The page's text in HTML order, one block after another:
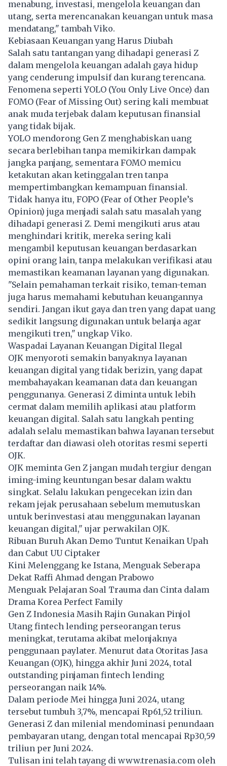
menabung, investasi, mengelola keuangan dan
utang, serta merencanakan keuangan untuk masa
mendatang," tambah Viko.
Kebiasaan Keuangan yang Harus Diubah
Salah satu tantangan yang dihadapi generasi Z
dalam mengelola keuangan adalah gaya hidup
yang cenderung impulsif dan kurang terencana.
Fenomena seperti YOLO (You Only Live Once) dan
FOMO (Fear of Missing Out) sering kali membuat
anak muda terjebak dalam keputusan finansial
yang tidak bijak.
YOLO mendorong Gen Z menghabiskan uang
secara berlebihan tanpa memikirkan dampak
jangka panjang, sementara FOMO memicu
ketakutan akan ketinggalan tren tanpa
mempertimbangkan kemampuan finansial.
Tidak hanya itu, FOPO (Fear of Other People’s
Opinion) juga menjadi salah satu masalah yang
dihadapi generasi Z. Demi mengikuti arus atau
menghindari kritik, mereka sering kali
mengambil keputusan keuangan berdasarkan
opini orang lain, tanpa melakukan verifikasi atau
memastikan keamanan layanan yang digunakan.
"Selain pemahaman terkait risiko, teman-teman
juga harus memahami kebutuhan keuangannya
sendiri. Jangan ikut gaya dan tren yang dapat uang
sedikit langsung digunakan untuk belanja agar
mengikuti tren," ungkap Viko.
Waspadai Layanan Keuangan Digital Ilegal
OJK menyoroti semakin banyaknya layanan
keuangan digital yang tidak berizin, yang dapat
membahayakan keamanan data dan keuangan
penggunanya. Generasi Z diminta untuk lebih
cermat dalam memilih aplikasi atau platform
keuangan digital. Salah satu langkah penting
adalah selalu memastikan bahwa layanan tersebut
terdaftar dan diawasi oleh otoritas resmi seperti
OJK.
OJK meminta Gen Z jangan mudah tergiur dengan
iming-iming keuntungan besar dalam waktu
singkat. Selalu lakukan pengecekan izin dan
rekam jejak perusahaan sebelum memutuskan
untuk berinvestasi atau menggunakan layanan
keuangan digital," ujar perwakilan OJK.
Ribuan Buruh Akan Demo Tuntut Kenaikan Upah
dan Cabut UU Ciptaker
Kini Melenggang ke Istana, Menguak Seberapa
Dekat Raffi Ahmad dengan Prabowo
Menguak Pelajaran Soal Trauma dan Cinta dalam
Drama Korea Perfect Family
Gen Z Indonesia Masih Rajin Gunakan Pinjol
Utang fintech lending perseorangan terus
meningkat, terutama akibat melonjaknya
penggunaan paylater. Menurut data Otoritas Jasa
Keuangan (OJK), hingga akhir Juni 2024, total
outstanding pinjaman fintech lending
perseorangan naik 14%.
Dalam periode Mei hingga Juni 2024, utang
tersebut tumbuh 3,7%, mencapai Rp61,52 triliun.
Generasi Z dan milenial mendominasi penundaan
pembayaran utang, dengan total mencapai Rp30,59
triliun per Juni 2024.
Tulisan ini telah tayang di www.trenasia.com oleh